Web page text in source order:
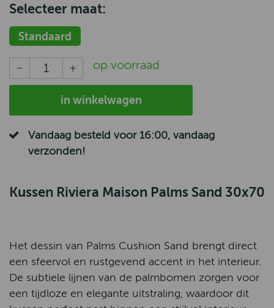
Selecteer maat:
Standaard
op voorraad
in winkelwagen
Vandaag besteld voor 16:00, vandaag
verzonden!
Kussen Riviera Maison Palms Sand 30x70
Het dessin van Palms Cushion Sand brengt direct
een sfeervol en rustgevend accent in het interieur.
De subtiele lijnen van de palmbomen zorgen voor
een tijdloze en elegante uitstraling, waardoor dit